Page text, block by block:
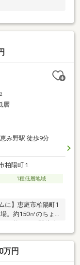
2
層
み野駅 徒歩9分
柏陽町１
1種低層地域
に】恵庭市柏陽町1
。約150㎡のちょ
新築供給数15年連
、プラン提案から
受賞歴もある実績
不安…」という方
万円